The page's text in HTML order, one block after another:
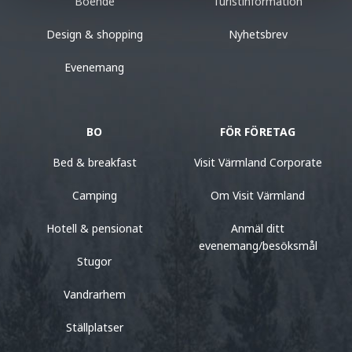
Design & shopping
Evenemang
Nyhetsbrev
BO
Bed & breakfast
Camping
Hotell & pensionat
Stugor
Vandrarhem
Ställplatser
FÖR FÖRETAG
Visit Värmland Corporate
Om Visit Värmland
Anmäl ditt
evenemang/besöksmål